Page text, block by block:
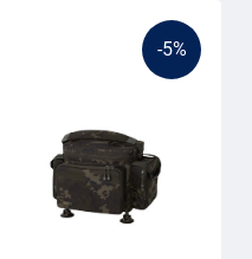
-5%